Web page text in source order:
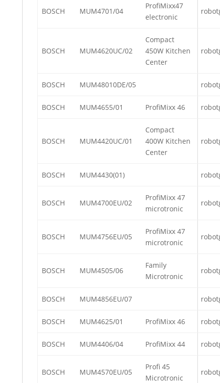
BOSCH MUM4701/04
ProfiMixx47
electronic
BOSCH MUM4620UC/02
Compact
450W Kitchen
Center
BOSCH MUM48010DE/05
BOSCH MUM4655/01 ProfiMixx 46
BOSCH MUM4420UC/01
Compact
400W Kitchen
Center
BOSCH MUM4430(01)
BOSCH MUM4700EU/02
ProfiMixx 47
microtronic
BOSCH MUM4756EU/05
ProfiMixx 47
microtronic
BOSCH MUM4505/06
Family
Microtronic
BOSCH MUM4856EU/07
BOSCH MUM4625/01 ProfiMixx 46
BOSCH MUM4406/04 ProfiMixx 44
BOSCH MUM4570EU/05
Profi 45
Microtronic